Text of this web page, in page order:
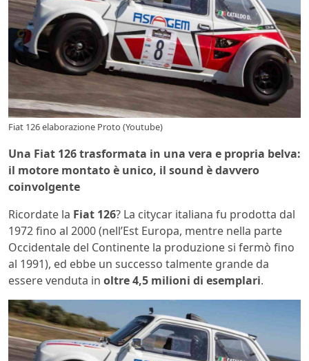
Fiat 126 elaborazione Proto (Youtube)
Una Fiat 126 trasformata in una vera e propria belva:
il motore montato è unico, il sound è davvero
coinvolgente
Ricordate la Fiat 126? La citycar italiana fu prodotta dal
1972 fino al 2000 (nell’Est Europa, mentre nella parte
Occidentale del Continente la produzione si fermò fino
al 1991), ed ebbe un successo talmente grande da
essere venduta in oltre 4,5 milioni di esemplari.